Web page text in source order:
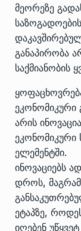
მეორეზე
განაპირობა
საქმიანობის
ეკონომიკური
არის
ეკონომიკური
ელემენტში.
ინოვაციებს
დროს, მაგრამ
ეტაპზე,
იღებენ